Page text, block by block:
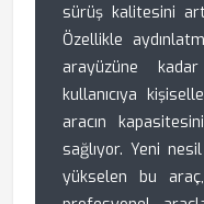
sürüş kalitesini
Özellikle
arayüzüne
kullanıcıya
aracın
sağlıyor. Yeni
yükselen bu